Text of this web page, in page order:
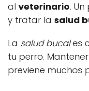
al veterinario.
y tratar la salud
La salud bucales
tu perro.
previene muchos